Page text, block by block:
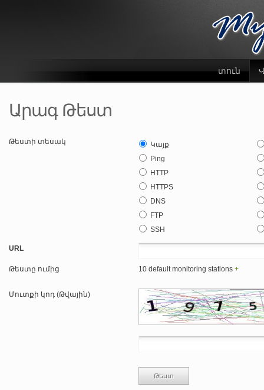
տուն
Արագ Թեստ
Թեստի տեսակ
Կայք
Ping
HTTP
HTTPS
DNS
FTP
SSH
URL
Թեստը ումից 10 default monitoring stations +
Մուտքի կոդ (Թվային)